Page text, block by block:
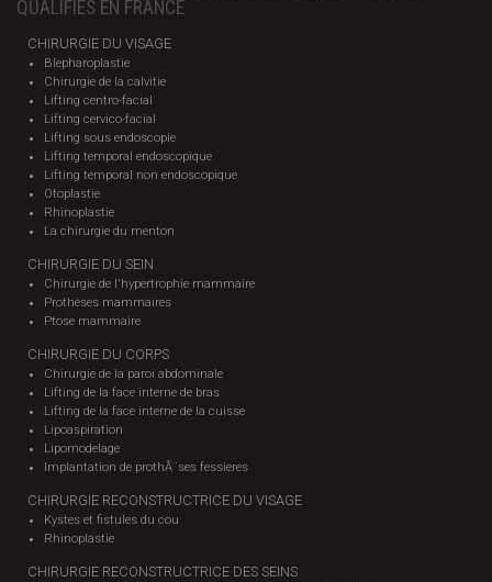
QUALIFIES EN FRANCE
CHIRURGIE DU VISAGE
Blepharoplastie
Chirurgie de la calvitie
Lifting centro-facial
Lifting cervico-facial
Lifting sous endoscopie
Lifting temporal endoscopique
Lifting temporal non endoscopique
Otoplastie
Rhinoplastie
La chirurgie du menton
CHIRURGIE DU SEIN
Chirurgie de l'hypertrophie mammaire
Prothèses mammaires
Ptose mammaire
CHIRURGIE DU CORPS
Chirurgie de la paroi abdominale
Lifting de la face interne de bras
Lifting de la face interne de la cuisse
Lipoaspiration
Lipomodelage
Implantation de prothÃ¨ses fessieres
CHIRURGIE RECONSTRUCTRICE DU VISAGE
Kystes et fistules du cou
Rhinoplastie
CHIRURGIE RECONSTRUCTRICE DES SEINS